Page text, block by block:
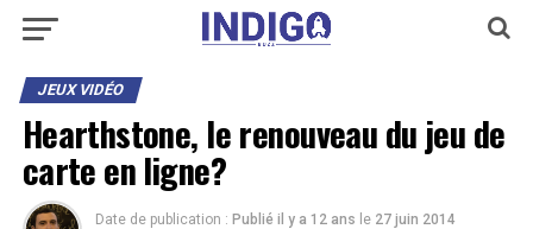
JEUX VIDÉO
Hearthstone, le renouveau du jeu de
carte en ligne?
Date de publication : Publié il y a 12 ans le 27 juin 2014